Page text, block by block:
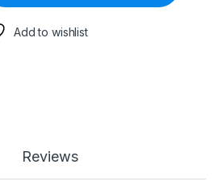
Add to wishlist
Reviews